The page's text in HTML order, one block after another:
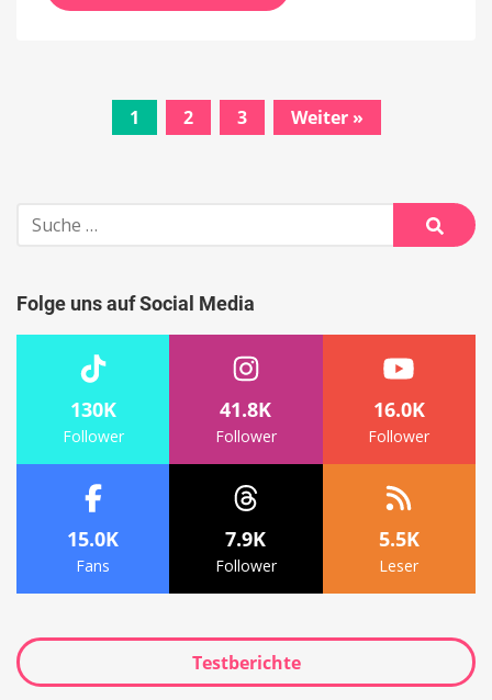
1 2 3 Weiter »
Suche
nach:
Suche
Folge uns auf Social Media
130K
Follower
41.8K
Follower
16.0K
Follower
15.0K
Fans
7.9K
Follower
5.5K
Leser
Testberichte